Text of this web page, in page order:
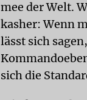
mee der Welt.
kasher: Wenn
lässt sich
sich die